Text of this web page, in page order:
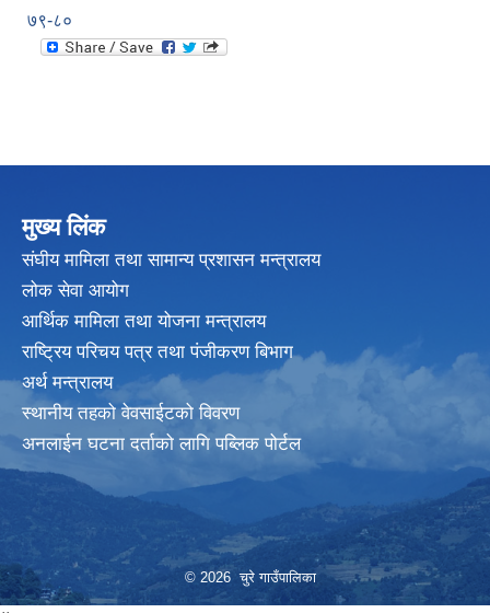
७९-८०
मुख्य लिंक
संघीय मामिला तथा सामान्य प्रशासन मन्त्रालय
लोक सेवा आयोग
आर्थिक मामिला तथा योजना मन्त्रालय
राष्ट्रिय परिचय पत्र तथा पंजीकरण बिभाग
अर्थ मन्त्रालय
स्थानीय तहको वेवसाईटको विवरण
अनलाईन घटना दर्ताको लागि पब्लिक पोर्टल
© 2026 चुरे गाउँपालिका